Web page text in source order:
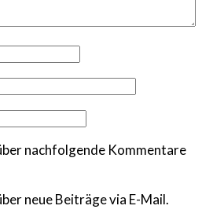
nachfolgende Kommentare
neue Beiträge via E-Mail.